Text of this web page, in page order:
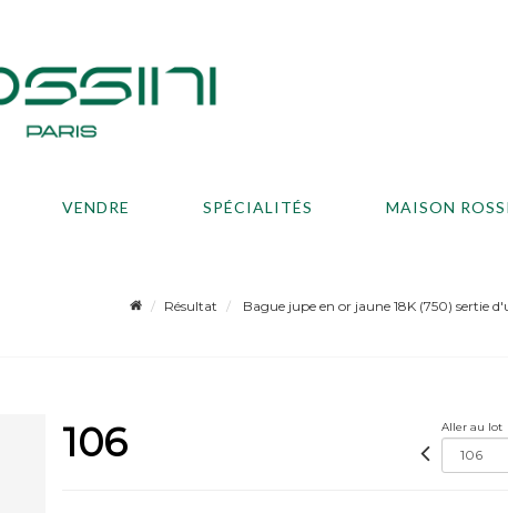
VENDRE SPÉCIALITÉS MAISON
Résultat
Bague jupe en or jaune 18K (750) sertie
106 Aller au lot